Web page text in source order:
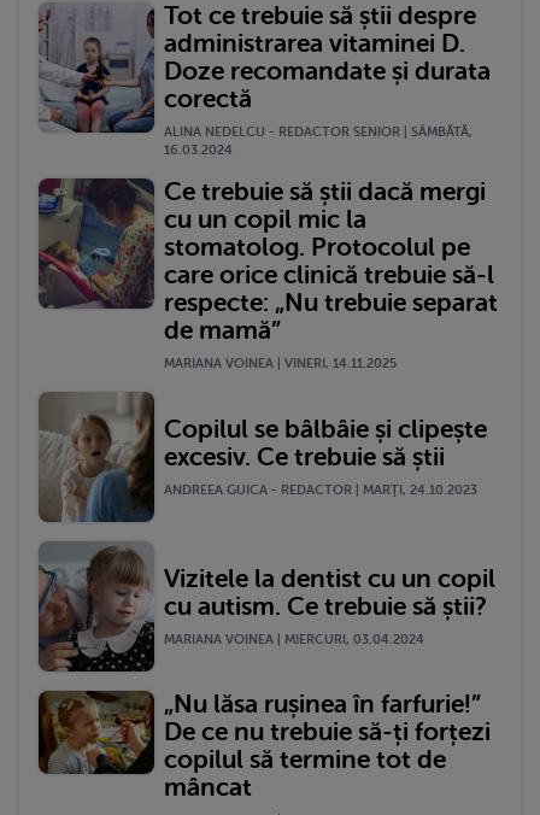
Tot ce trebuie să știi despre
administrarea vitaminei D.
Doze recomandate și durata
corectă
ALINA NEDELCU - REDACTOR SENIOR | SÂMBĂTĂ,
16.03.2024
Ce trebuie să știi dacă mergi
cu un copil mic la
stomatolog. Protocolul pe
care orice clinică trebuie să-l
respecte: „Nu trebuie separat
de mamă”
MARIANA VOINEA | VINERI, 14.11.2025
Copilul se bâlbâie și clipește
excesiv. Ce trebuie să știi
ANDREEA GUICA - REDACTOR | MARŢI, 24.10.2023
Vizitele la dentist cu un copil
cu autism. Ce trebuie să știi?
MARIANA VOINEA | MIERCURI, 03.04.2024
„Nu lăsa rușinea în farfurie!”
De ce nu trebuie să-ți forțezi
copilul să termine tot de
mâncat